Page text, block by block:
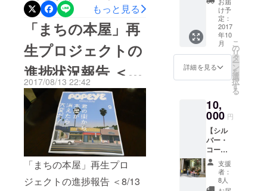
も企画して、本当に良かっ
たと実感する瞬間でした。
イベント当日の様子は、こ
ちらのブログ記事をご覧く
ださい。 http://jun-
ohsugi.com/column/bookhou
sucafekouno あと1日でク
ラウドファンディングは終
了となります。 10月以降も
毎月、神保町「ブックハウ
スカフェ」ではイベントを
でした。 http://jun-
ohsugi.com/column/bookhou
sucafeasumi これからも、
イベントを継続していきま
すので、よろしくお願いい
たします。 大杉 潤
にクラウドファンディング
を開始してから10日間が経
ちました。 これまでに13名
の方にパトロンとして支援
参加していただき、ありが
とうございます。 目標金額
1,000,000円に対して、累計
75,000円（進捗率7.5％）に
なっています。 廃業が続い
て、どんどん数が少なって
いく「まちの本屋」さんを
応援したい、という思い
もっと見る
「まちの本屋」再
生プロジェクトの
進捗状況報告 ＜
8/13現在＞
2017/08/13 22:42
「まちの本屋」再生プロ
ジェクトの進捗報告 ＜8/13
年間300冊の
多読を35年
間継続して
ビジネス書
10000冊を読
破。2014年9
月より毎日1
ス書の書評
をブログに
て公開中
（約1,400
冊）。
44歳で初挑
戦した
円相
当）ま
たは読
書交流
（2,000
円相
当）の
無料参
回分）
２．大
杉潤著
『入社3
年目ま
での仕
事の悩
みに、
ビジネ
ス書
け予
定：
2017
年10
月
詳細を見る
こ
の
リ
タ
ー
ン
を
選
択
す
る
10,
000 円
【シル
バー・
コー
ス】
１．イ
ベント
（3,000
支援
者：
8人